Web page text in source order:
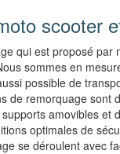
scooter
qui est proposé
sommes en
possible de
de remorquage sont
amovibles et
optimales de
se déroulent avec